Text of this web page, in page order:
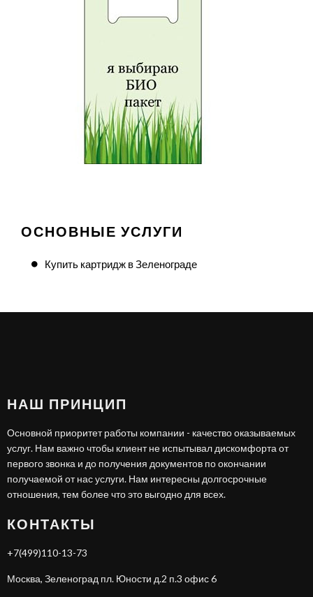
ОСНОВНЫЕ УСЛУГИ
Купить картридж в Зеленограде
НАШ ПРИНЦИП
Основной приоритет работы компании - качество оказываемых
услуг. Нам важно чтобы клиент не испытывал дискомфорта от
первого звонка и до получения документов по окончании
получаемой от нас услуги. Нам интересны долгосрочные
отношения, тем более что это выгодно для всех.
КОНТАКТЫ
+7(499)110-13-73
Москва, Зеленоград пл. Юности д.2 п.3 офис 6